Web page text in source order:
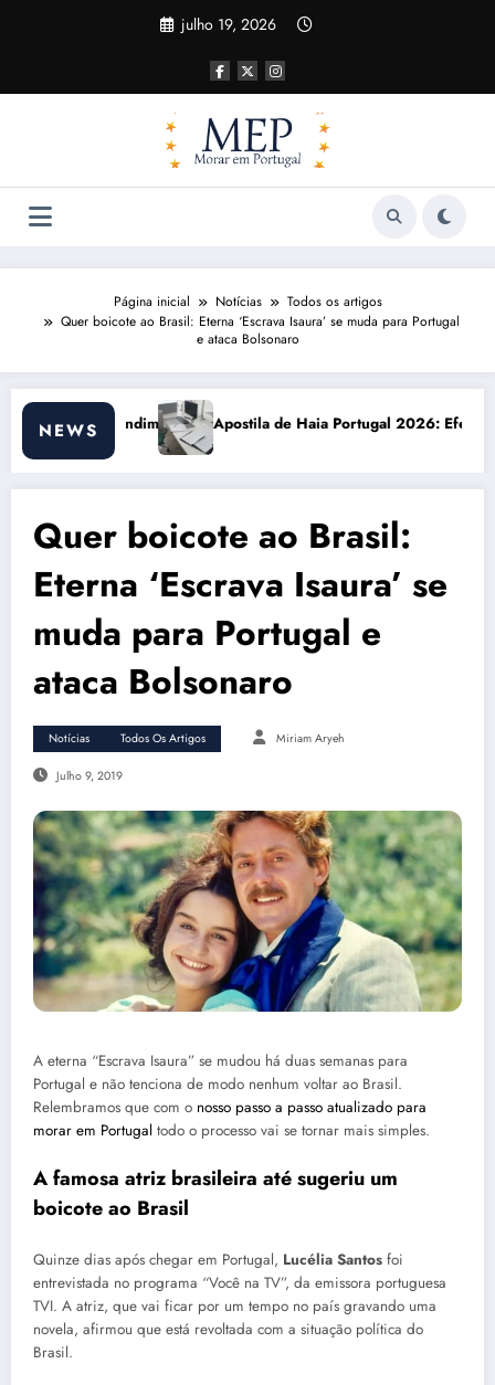
julho 19, 2026
Página inicial Notícias
Todos os artigos
Quer boicote ao Brasil: Eterna ‘Escrava Isaura’ se muda para Portugal
e ataca Bolsonaro
NEWS
de Haia Portugal 2026: Efeitos Surpreendentes e Oportunidades
Custo de
Quer boicote ao Brasil:
Eterna ‘Escrava Isaura’ se
muda para Portugal e
ataca Bolsonaro
Notícias Todos Os Artigos Miriam Aryeh
Julho 9, 2019
A eterna “Escrava Isaura” se mudou há duas semanas para
Portugal e não tenciona de modo nenhum voltar ao Brasil.
Relembramos que com o nosso passo a passo atualizado para
morar em Portugal todo o processo vai se tornar mais simples.
A famosa atriz brasileira até sugeriu um
boicote ao Brasil
Quinze dias após chegar em Portugal, Lucélia Santos foi
entrevistada no programa “Você na TV”, da emissora portuguesa
TVI. A atriz, que vai ficar por um tempo no país gravando uma
novela, afirmou que está revoltada com a situação política do
Brasil.